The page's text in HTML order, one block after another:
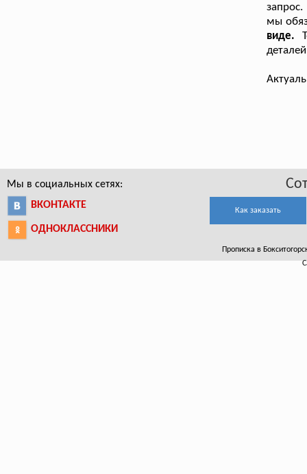
мы
виде.
Мы в социальных сетях:
ВКОНТАКТЕ
ОДНОКЛАССНИКИ
Как заказать
Прописка в